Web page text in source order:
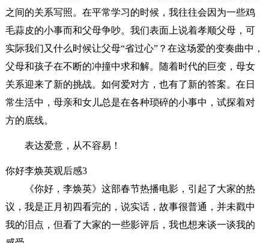
之间的关系写照。在平常学习的时候，我往往会因为一些鸡
毛蒜皮的小事而和父母争吵。我们表面上说着孝顺父母，可
实际我们又什么时候让父母“省过心”？在这场爱的变奏曲中，
父母和孩子在不断的冲撞中求和解。随着时代的巨变，母女
关系迎来了新的挑战。如何爱对方，也有了新的答案。在日
常生活中，母亲和女儿总是在各种琐碎的小事中，试探着对
方的底线。
表达爱意，从不容易！
你好李焕英观后感3
《你好，李焕英》这部春节热播电影，引起了大家的热
议，我是正月初四看完的，说实话，故事很普通，并未戳中
我的泪点，但看了大家的一些影评后，我也想来谈一谈我的